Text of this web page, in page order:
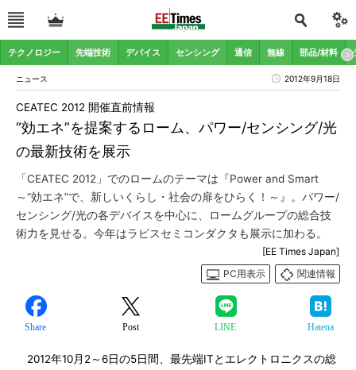
テクノロジー 先端技術 デバイス センシング 通信 無線 部品/材料
ニュース 2012年9月18日
“効エネ”を提案するローム、パワー/センシング/光
の最新技術を展示
CEATEC 2012 開催直前情報
「CEATEC 2012」でのロームのテーマは『Power and Smart
～“効エネ”で、新しいくらし・社会の扉をひらく！～』。パワー/
センシング/光の各デバイスを中心に、ロームグループの総合技
術力を見せる。今年はラピスセミコンダクタも展示に加わる。
[EE Times Japan]
PC用表示
関連情報
Share Post LINE Hatena
2012年10月2～6日の5日間、最先端ITとエレクトロニクスの総